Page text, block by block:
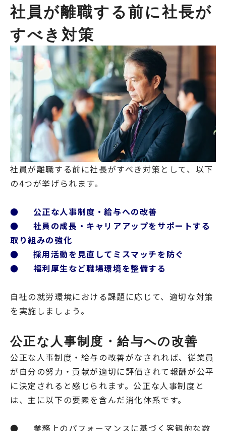
社員が離職する前に社長が
すべき対策
社員が離職する前に社長がすべき対策として、以下
の4つが挙げられます。
● 公正な人事制度・給与への改善
● 社員の成長・キャリアアップをサポートする
取り組みの強化
● 採用活動を見直してミスマッチを防ぐ
● 福利厚生など職場環境を整備する
自社の就労環境における課題に応じて、適切な対策
を実施しましょう。
公正な人事制度・給与への改善
公正な人事制度・給与の改善がなされれば、従業員
が自分の努力・貢献が適切に評価されて報酬が公平
に決定されると感じられます。公正な人事制度と
は、主に以下の要素を含んだ消化体系です。
● 業務上のパフォーマンスに基づく客観的な数